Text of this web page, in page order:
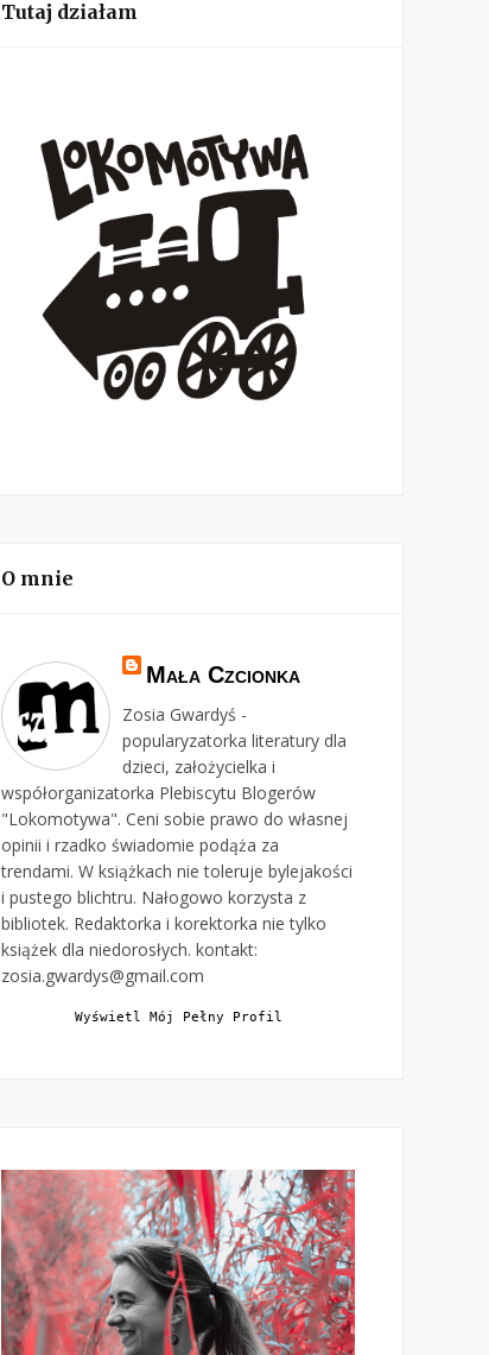
Tutaj działam
O mnie
Mała Czcionka
Zosia Gwardyś -
popularyzatorka literatury dla
dzieci, założycielka i
współorganizatorka Plebiscytu Blogerów
"Lokomotywa". Ceni sobie prawo do własnej
opinii i rzadko świadomie podąża za
trendami. W książkach nie toleruje bylejakości
i pustego blichtru. Nałogowo korzysta z
bibliotek. Redaktorka i korektorka nie tylko
książek dla niedorosłych. kontakt:
zosia.gwardys@gmail.com
Wyświetl Mój Pełny Profil